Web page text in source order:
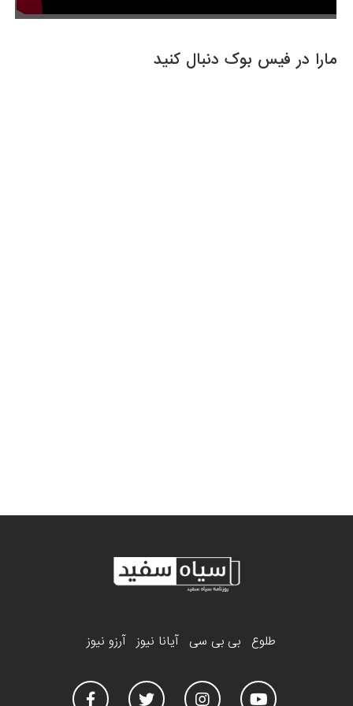
مارا در فیس بوک دنبال کنید
طلوع بی بی سی آیانا نیوز آرزو نیوز